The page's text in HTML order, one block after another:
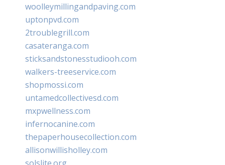
woolleymillingandpaving.com
uptonpvd.com
2troublegrill.com
casateranga.com
sticksandstonesstudiooh.com
walkers-treeservice.com
shopmossi.com
untamedcollectivesd.com
mxpwellness.com
infernocanine.com
thepaperhousecollection.com
allisonwillisholley.com